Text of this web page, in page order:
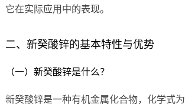
它在实际应用中的表现。
二、新癸酸锌的基本特性与优势
（一）新癸酸锌是什么？
新癸酸锌是一种有机金属化合物，化学式为